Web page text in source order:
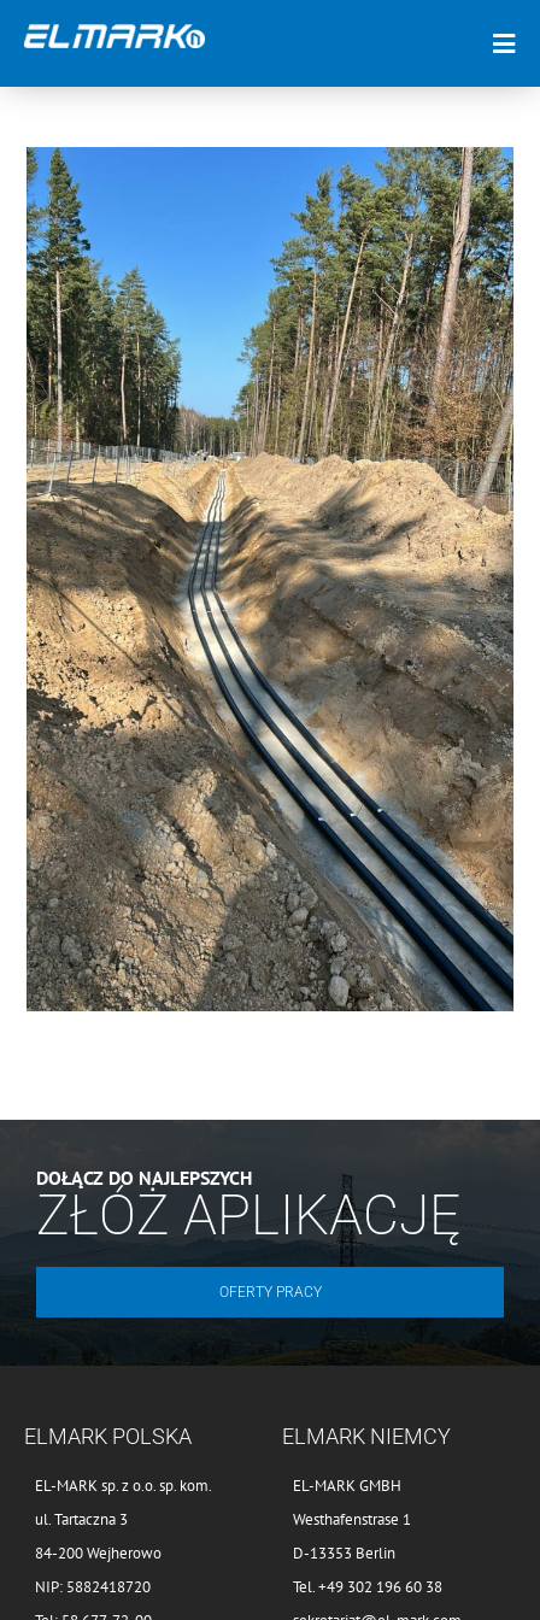
DOŁĄCZ DO NAJLEPSZYCH
ZŁÓŻ APLIKACJĘ
OFERTY PRACY
ELMARK POLSKA
EL-MARK sp. z o.o. sp. kom.
ul. Tartaczna 3
84-200 Wejherowo
NIP: 5882418720
ELMARK NIEMCY
EL-MARK GMBH
Westhafenstrase 1
D-13353 Berlin
Tel. +49 302 196 60 38